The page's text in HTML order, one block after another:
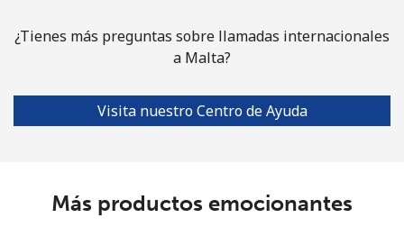
¿Tienes más preguntas sobre llamadas internacionales
a Malta?
Visita nuestro Centro de Ayuda
Más productos emocionantes